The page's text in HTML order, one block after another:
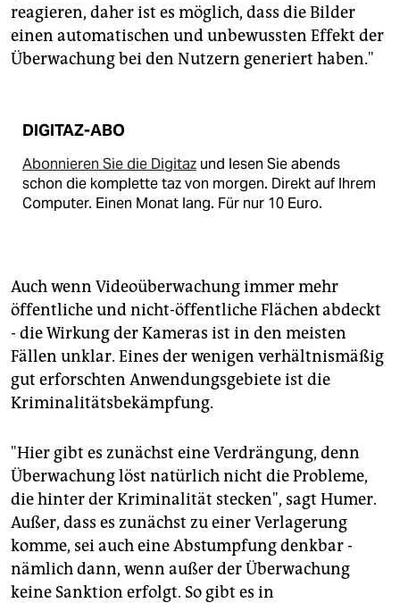
reagieren, daher ist es möglich, dass die Bilder
einen automatischen und unbewussten Effekt der
Überwachung bei den Nutzern generiert haben."
DIGITAZ-ABO
Abonnieren Sie die Digitaz und lesen Sie abends
schon die komplette taz von morgen. Direkt auf Ihrem
Computer. Einen Monat lang. Für nur 10 Euro.
Auch wenn Videoüberwachung immer mehr
öffentliche und nicht-öffentliche Flächen abdeckt
- die Wirkung der Kameras ist in den meisten
Fällen unklar. Eines der wenigen verhältnismäßig
gut erforschten Anwendungsgebiete ist die
Kriminalitätsbekämpfung.
"Hier gibt es zunächst eine Verdrängung, denn
Überwachung löst natürlich nicht die Probleme,
die hinter der Kriminalität stecken", sagt Humer.
Außer, dass es zunächst zu einer Verlagerung
komme, sei auch eine Abstumpfung denkbar -
nämlich dann, wenn außer der Überwachung
keine Sanktion erfolgt. So gibt es in